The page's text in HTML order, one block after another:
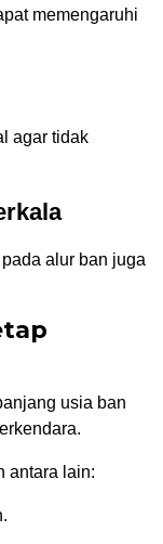
memengaruhi
agar tidak
alur ban juga
usia ban
antara lain: